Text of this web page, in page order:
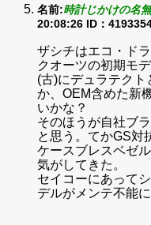
名前:時計じかけの名
20:08:26 ID：
ザシチはエコ・ド
クオーツの初期モ
(古)にデュラテクト
か、OEM含めた新
いかな？
そのほうが自社ブ
と思う。てかGS対
ケースブレスベゼ
気がしてきた。
セイコーにあって
デルがメンテ不能